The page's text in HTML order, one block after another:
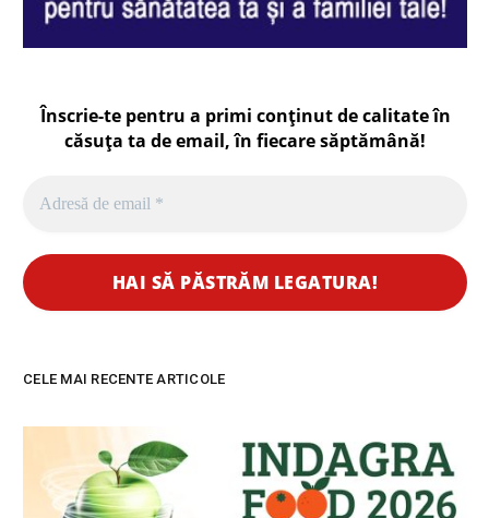
Înscrie-te pentru a primi conținut de calitate în
căsuța ta de email, în fiecaresăptămână!
CELE MAI RECENTE ARTICOLE